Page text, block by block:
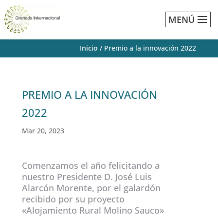
MENÚ
Inicio / Premio a la innovación 2022
PREMIO A LA INNOVACIÓN
2022
Mar 20, 2023
Comenzamos el año felicitando a
nuestro Presidente D. José Luis
Alarcón Morente, por el galardón
recibido por su proyecto
«Alojamiento Rural Molino Sauco»